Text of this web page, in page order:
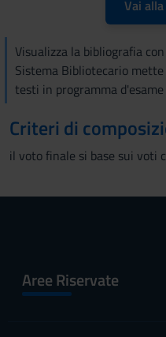
Vai
Visualizza la bibliografia
Sistema Bibliotecario
testi in programma
Criteri di
il voto finale si base sui voti
Aree Riservate